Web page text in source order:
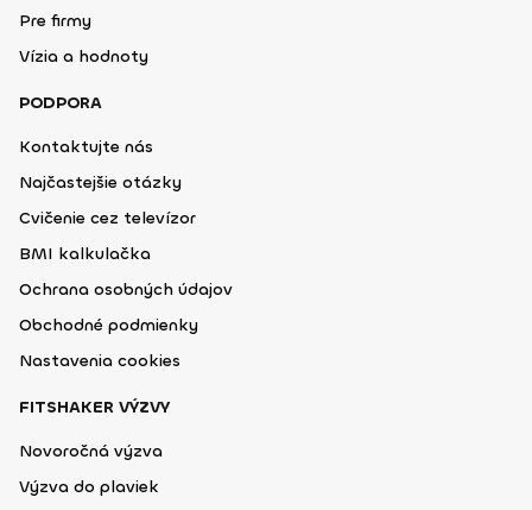
Pre firmy
Vízia a hodnoty
PODPORA
Kontaktujte nás
Najčastejšie otázky
Cvičenie cez televízor
BMI kalkulačka
Ochrana osobných údajov
Obchodné podmienky
Nastavenia cookies
FITSHAKER VÝZVY
Novoročná výzva
Výzva do plaviek